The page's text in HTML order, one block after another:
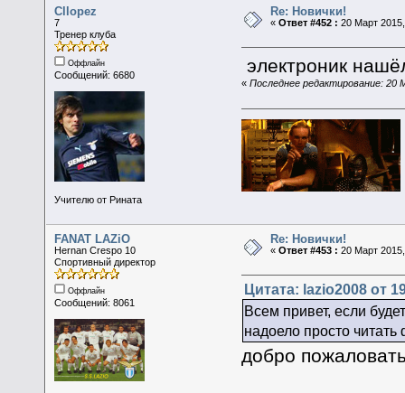
Cllopez
7
Тренер клуба
Оффлайн
Сообщений: 6680
Учителю от Рината
Re: Новички!
«Ответ #452 : 20 Март
электроник
« Последнее редактирование: 20
FANAT LAZiO
Hernan Crespo 10
Спортивный директор
Оффлайн
Сообщений: 8061
Re: Новички!
«Ответ #453 : 20 Март
Цитата: lazio2008 от
Всем привет, если
надоело просто
добро